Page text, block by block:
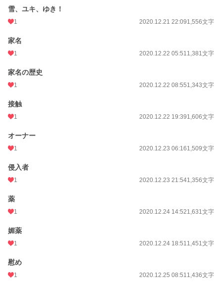
雪、ユキ、ゆき！
1 2020.12.21 22:091,556文字
家名
1 2020.12.22 05:511,381文字
家名の歴史
1 2020.12.22 08:551,343文字
接触
1 2020.12.22 19:391,606文字
オーナー
1 2020.12.23 06:161,509文字
侵入者
1 2020.12.23 21:541,356文字
薬
1 2020.12.24 14:521,631文字
媚薬
1 2020.12.24 18:511,451文字
慰め
1 2020.12.25 08:511,436文字